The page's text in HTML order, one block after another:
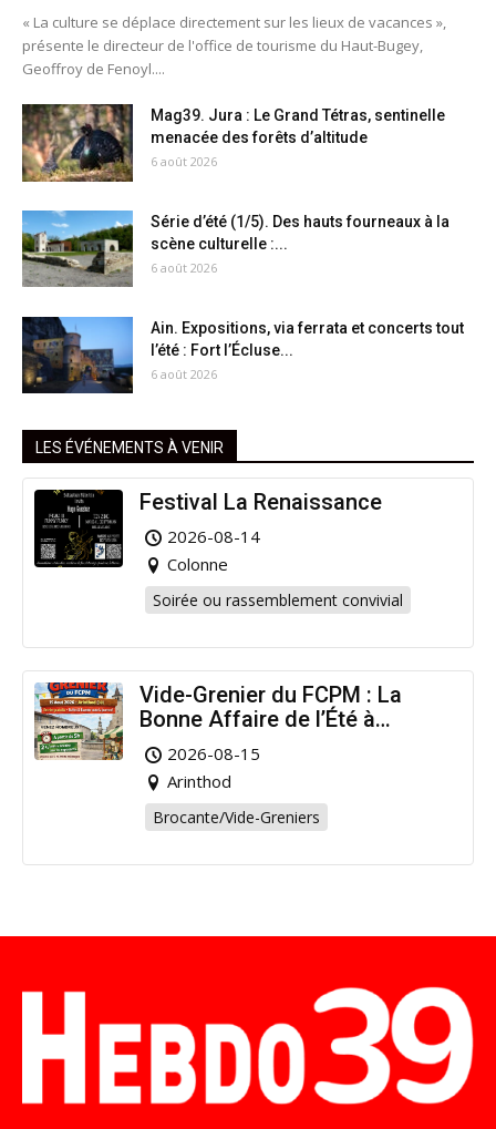
« La culture se déplace directement sur les lieux de vacances »,
présente le directeur de l'office de tourisme du Haut-Bugey,
Geoffroy de Fenoyl....
Mag39. Jura : Le Grand Tétras, sentinelle
menacée des forêts d’altitude
6 août 2026
Série d’été (1/5). Des hauts fourneaux à la
scène culturelle :...
6 août 2026
Ain. Expositions, via ferrata et concerts tout
l’été : Fort l’Écluse...
6 août 2026
LES ÉVÉNEMENTS À VENIR
Festival La Renaissance
2026-08-14
Colonne
Soirée ou rassemblement convivial
Vide-Grenier du FCPM : La
Bonne Affaire de l’Été à
Arinthod !
2026-08-15
Arinthod
Brocante/Vide-Greniers